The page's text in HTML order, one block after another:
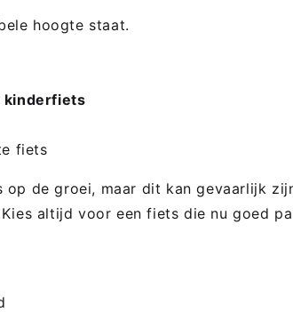
hoogte staat.
kinderfiets
fiets
op de groei, maar dit kan gevaarlijk
altijd voor een fiets die nu goed